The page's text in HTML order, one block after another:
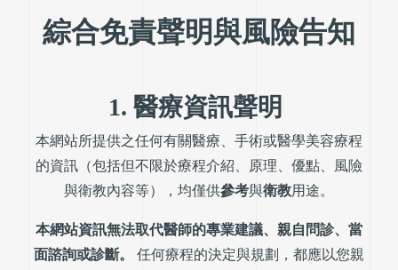
綜合免責聲明與風險告知
1. 醫療資訊聲明
本網站所提供之任何有關醫療、手術或醫學美容療程
的資訊（包括但不限於療程介紹、原理、優點、風險
與衛教內容等），均僅供參考與衛教用途。
本網站資訊無法取代醫師的專業建議、親自問診、當
面諮詢或診斷。
任何療程的決定與規劃，都應以您親